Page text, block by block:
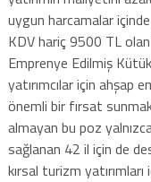
uygun harcamalar
KDV hariç 9500 TL olan
Emprenye Edilmiş
yatırımcılar için ahşap
önemli bir fırsat
almayan bu poz
sağlanan 42 il için de
kırsal turizm